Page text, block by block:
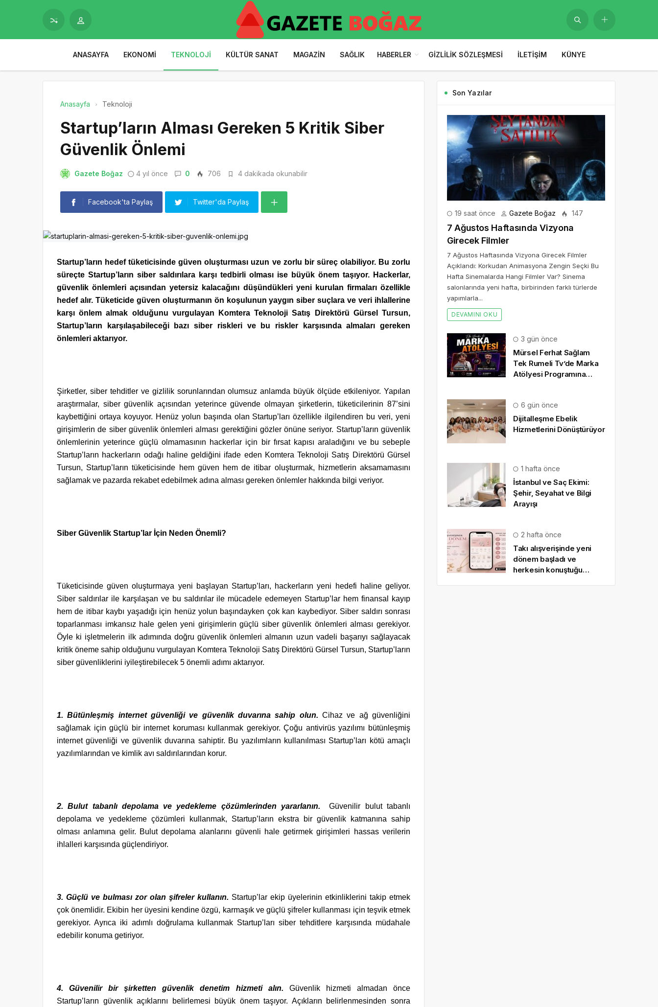
ANASAYFA EKONOMI TEKNOLOJI KÜLTÜR SANAT MAGAZIN SAĞLIK HABERLER GIZLILIK SÖZLEŞMESI İLETIŞIM KÜNYE
Anasayfa Teknoloji
Startup’ların Alması Gereken 5 Kritik Siber
Güvenlik Önlemi
Gazete Boğaz 4 yıl önce 0 706 4 dakikada okunabilir
Facebook'ta Paylaş Twitter'da Paylaş
Startup’ların hedef tüketicisinde güven oluşturması uzun ve zorlu bir süreç olabiliyor. Bu zorlu
süreçte Startup’ların siber saldırılara karşı tedbirli olması ise büyük önem taşıyor. Hackerlar,
güvenlik önlemleri açısından yetersiz kalacağını düşündükleri yeni kurulan firmaları özellikle
hedef alır. Tüketicide güven oluşturmanın ön koşulunun yaygın siber suçlara ve veri ihlallerine
karşı önlem almak olduğunu vurgulayan Komtera Teknoloji Satış Direktörü Gürsel Tursun,
Startup’ların karşılaşabileceği bazı siber riskleri ve bu riskler karşısında almaları gereken
önlemleri aktarıyor.
Şirketler, siber tehditler ve gizlilik sorunlarından olumsuz anlamda büyük ölçüde etkileniyor. Yapılan
araştırmalar, siber güvenlik açısından yeterince güvende olmayan şirketlerin, tüketicilerinin 87’sini
kaybettiğini ortaya koyuyor. Henüz yolun başında olan Startup’ları özellikle ilgilendiren bu veri, yeni
girişimlerin de siber güvenlik önlemleri alması gerektiğini gözler önüne seriyor. Startup’ların güvenlik
önlemlerinin yeterince güçlü olmamasının hackerlar için bir fırsat kapısı araladığını ve bu sebeple
Startup’ların hackerların odağı haline geldiğini ifade eden Komtera Teknoloji Satış Direktörü Gürsel
Tursun, Startup’ların tüketicisinde hem güven hem de itibar oluşturmak, hizmetlerin aksamamasını
sağlamak ve pazarda rekabet edebilmek adına alması gereken önlemler hakkında bilgi veriyor.
Siber Güvenlik Startup’lar İçin Neden Önemli?
Tüketicisinde güven oluşturmaya yeni başlayan Startup’ları, hackerların yeni hedefi haline geliyor.
Siber saldırılar ile karşılaşan ve bu saldırılar ile mücadele edemeyen Startup’lar hem finansal kayıp
hem de itibar kaybı yaşadığı için henüz yolun başındayken çok kan kaybediyor. Siber saldırı sonrası
toparlanması imkansız hale gelen yeni girişimlerin güçlü siber güvenlik önlemleri alması gerekiyor.
Öyle ki işletmelerin ilk adımında doğru güvenlik önlemleri almanın uzun vadeli başarıyı sağlayacak
kritik öneme sahip olduğunu vurgulayan Komtera Teknoloji Satış Direktörü Gürsel Tursun, Startup’ların
siber güvenliklerini iyileştirebilecek 5 önemli adımı aktarıyor.
1. Bütünleşmiş internet güvenliği ve güvenlik duvarına sahip olun. Cihaz ve ağ güvenliğini
sağlamak için güçlü bir internet koruması kullanmak gerekiyor. Çoğu antivirüs yazılımı bütünleşmiş
internet güvenliği ve güvenlik duvarına sahiptir. Bu yazılımların kullanılması Startup’ları kötü amaçlı
yazılımlarından ve kimlik avı saldırılarından korur.
2. Bulut tabanlı depolama ve yedekleme çözümlerinden yararlanın.Güvenilir bulut tabanlı
depolama ve yedekleme çözümleri kullanmak, Startup’ların ekstra bir güvenlik katmanına sahip
olması anlamına gelir. Bulut depolama alanlarını güvenli hale getirmek girişimleri hassas verilerin
ihlalleri karşısında güçlendiriyor.
3. Güçlü ve bulması zor olan şifreler kullanın. Startup’lar ekip üyelerinin etkinliklerini takip etmek
çok önemlidir. Ekibin her üyesini kendine özgü, karmaşık ve güçlü şifreler kullanması için teşvik etmek
gerekiyor. Ayrıca iki adımlı doğrulama kullanmak Startup’ları siber tehditlere karşısında müdahale
edebilir konuma getiriyor.
4. Güvenilir bir şirketten güvenlik denetim hizmeti alın. Güvenlik hizmeti almadan önce
Startup’ların güvenlik açıklarını belirlemesi büyük önem taşıyor. Açıkların belirlenmesinden sonra
Son Yazılar
19 saat önce Gazete Boğaz 147
7 Ağustos Haftasında Vizyona
Girecek Filmler
7 Ağustos Haftasında Vizyona Girecek Filmler
Açıklandı: Korkudan Animasyona Zengin Seçki Bu
Hafta Sinemalarda Hangi Filmler Var? Sinema
salonlarında yeni hafta, birbirinden farklı türlerde
yapımlarla...
DEVAMINI OKU
3 gün önce
Mürsel Ferhat Sağlam
Tek Rumeli Tv’de Marka
Atölyesi Programına
6 gün önce
Dijitalleşme Ebelik
Hizmetlerini Dönüştürüyor
1 hafta önce
İstanbul ve Saç Ekimi:
Şehir, Seyahat ve Bilgi
Arayışı
2 hafta önce
Takı alışverişinde yeni
dönem başladı ve
herkesin konuştuğu